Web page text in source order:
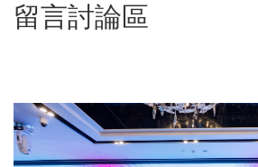
留言討論區